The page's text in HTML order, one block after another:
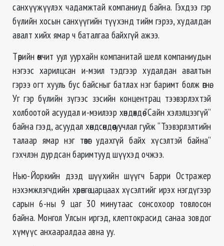
санхүүжүүлэх чадамжтай компаниуд байна. Гэхдээ гэр
бүлийн хосын санхүүгийн түүхэнд тийм гэрээ, худалдан
авалт хийх ямар ч баталгаа байхгүй ажээ.
Төрийн өмчит уул уурхайн компанитай шелл компаниудын
нэгээс харилцсан и-мэил тэдгээр худалдан авалтын
гэрээ огт хууль бус байсныг батлах нэг баримт болж өгнө.
Уг гэр бүлийн зүгээс зэсийн концентрац тээвэрлэхтэй
холбоотой асуудал и-мэилээр хөндөхдөө “Сайн хэлэлцээгүй”
байна гээд, асуудал хөндсөндөө уучлал гуйж “Тээвэрлэлтийн
талаар ямар нэг төвөг удахгүй байх хүсэлтэй байна”
гэхчлэн дурдсан баримтууд шүүхэд очжээ.
Нью-Йоркийн дээд шүүхийн шүүгч Барри Остражер
нэхэмжлэгчдийн хөрөнгө царцаах хүсэлтийг ирэх нэгдүгээр
сарын 6-ны 9 цаг 30 минутаас сонсохоор товлосон
байна. Монгол Улсын иргэд, клептокрасид санаа зовдог
хүмүүс анхааралдаа авна уу.